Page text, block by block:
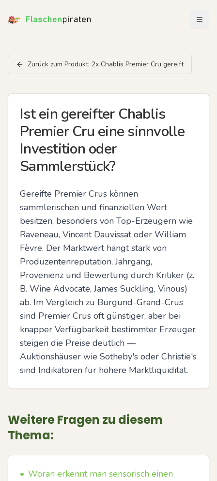
Zurück zum Produkt: 2x Chablis Premier Cru gereift
Ist ein gereifter Chablis
Premier Cru eine sinnvolle
Investition oder
Sammlerstück?
Gereifte Premier Crus können
sammlerischen und finanziellen Wert
besitzen, besonders von Top-Erzeugern wie
Raveneau, Vincent Dauvissat oder William
Fèvre. Der Marktwert hängt stark von
Produzentenreputation, Jahrgang,
Provenienz und Bewertung durch Kritiker (z.
B. Wine Advocate, James Suckling, Vinous)
ab. Im Vergleich zu Burgund-Grand-Crus
sind Premier Crus oft günstiger, aber bei
knapper Verfügbarkeit bestimmter Erzeuger
steigen die Preise deutlich —
Auktionshäuser wie Sotheby's oder Christie's
sind Indikatoren für höhere Marktliquidität.
Weitere Fragen zu diesem
Thema:
• Woran erkennt man sensorisch einen